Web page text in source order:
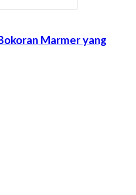
Marmer yang